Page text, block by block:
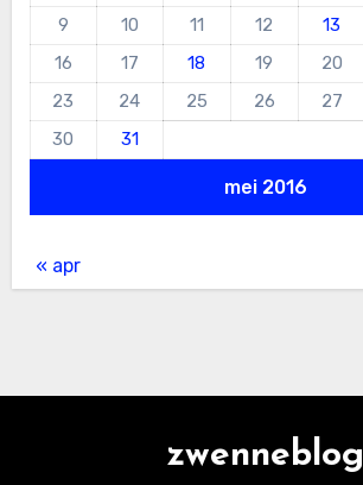
mei 2016
9
10 11 12 13
16
17 18 19 20
23
24 25 26 27
30
31
« apr
zwenneblog